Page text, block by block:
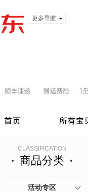
更多导航
CLASSIFICATION
商品分类
活动专区